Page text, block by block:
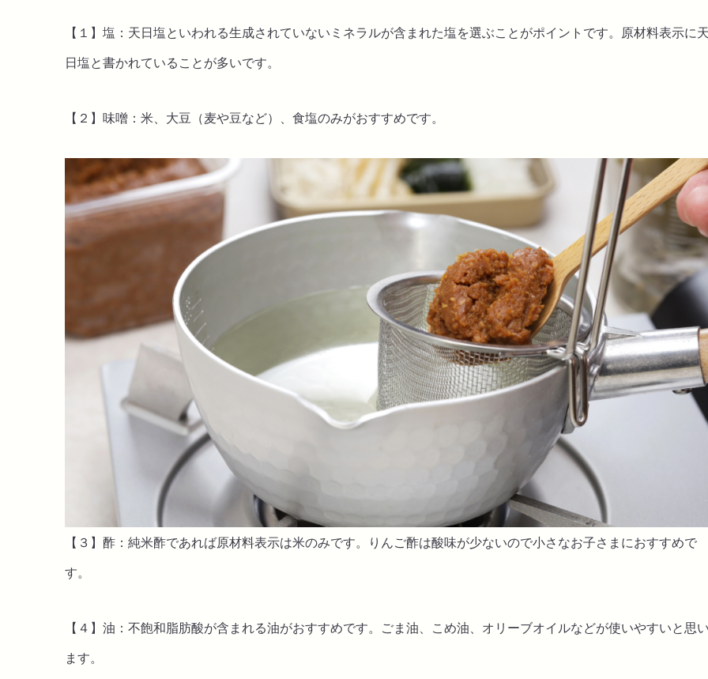
【１】塩：天日塩といわれる生成されていないミネラルが含まれた塩を選ぶことがポイントです。原材料表示に
日塩と書かれていることが多いです。
【２】味噌：米、大豆（麦や豆など）、食塩のみがおすすめです。
【３】酢：純米酢であれば原材料表示は米のみです。りんご酢は酸味が少ないので小さなお子さまにおすすめで
す。
【４】油：不飽和脂肪酸が含まれる油がおすすめです。ごま油、こめ油、オリーブオイルなどが使いやすいと思
ます。